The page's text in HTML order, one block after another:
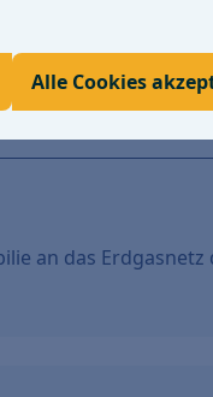
Alle Cookies
an das